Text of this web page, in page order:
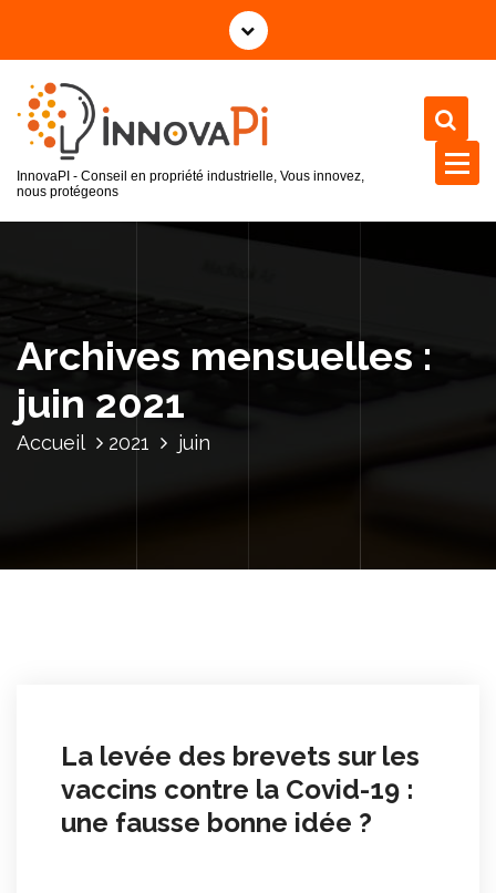
InnovaPI - Conseil en propriété industrielle, Vous innovez,
nous protégeons
Archives mensuelles :
juin 2021
Accueil 2021 juin
La levée des brevets sur les
vaccins contre la Covid-19 :
une fausse bonne idée ?